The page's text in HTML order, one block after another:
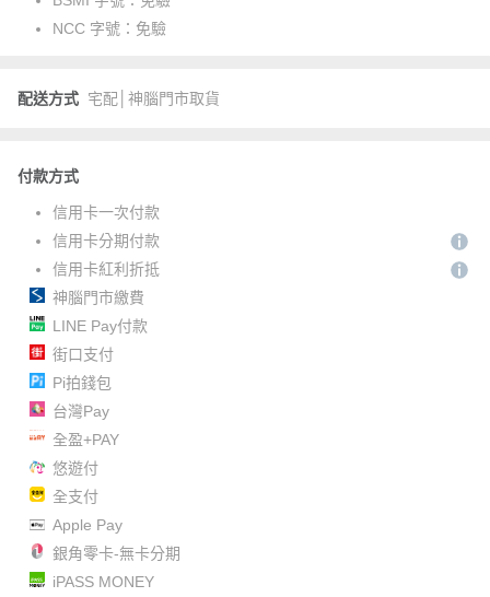
NCC 字號： 免驗
配送方式 宅配│神腦門市取貨
付款方式
信用卡一次付款
信用卡分期付款
信用卡紅利折抵
神腦門市繳費
LINE Pay付款
街口支付
Pi拍錢包
台灣Pay
全盈+PAY
悠遊付
全支付
Apple Pay
銀角零卡-無卡分期
iPASS MONEY